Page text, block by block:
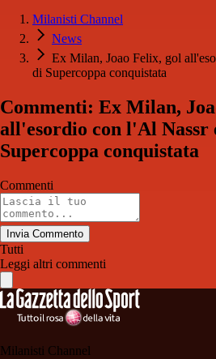
Milanisti Channel
News
Ex Milan, Joao Felix, gol
di Supercoppa conquistata
Commenti: Ex Milan,
all'esordio con l'Al Nassr
Supercoppa conquistata
Commenti
Invia Commento
Tutti
Leggi altri commenti
Milanisti Channel